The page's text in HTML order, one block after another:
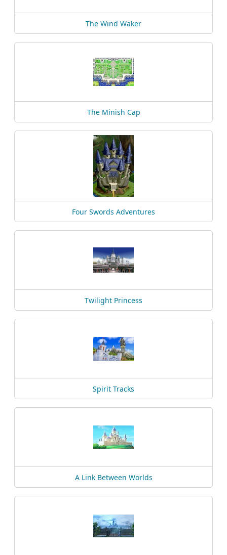
The Wind Waker
The Minish Cap
Four Swords Adventures
Twilight Princess
Spirit Tracks
A Link Between Worlds